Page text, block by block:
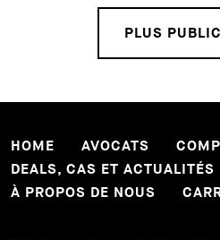
PLUS
HOME AVOCATS
DEALS, CAS ET ACTUALITÉS
À PROPOS DE NOUS